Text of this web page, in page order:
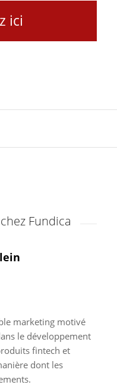
ici
Fundica
marketing motivé
le développement
fintech et
dont les